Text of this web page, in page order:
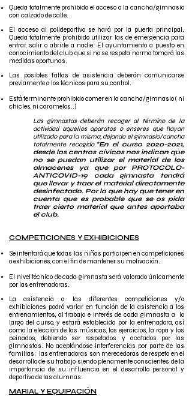
Queda totalmente prohibido el acceso a la cancha/gimnasio
con calzado de calle.
El acceso al polideportivo se hará por la puerta principal.
Queda totalmente prohibido utilizar las de emergencia para
entrar, salir o abrirle a nadie. El ayuntamiento a puesto en
conocimiento del club que si no se respeta norma tomará las
medidas oportunas.
Las posibles faltas de asistencia deberán comunicarse
previamente a los técnicos para su control.
Está terminante prohibido comer en la cancha/gimnasio ( ni
chicles, ni caramelos..)
Las gimnastas deberán recoger al término de la
actividad aquellos aparatos o enseres que hayan
utilizado para la misma, dejando el gimnasio/cancha
totalmente recogido.*En el curso 2020-2021,
desde los centros cívicos nos indican que
no se puedan utilizar el material de los
almacenes ya que por PROTOCOLO-
ANTICOVID-19 cada gimnasta tendrá
que llevar y traer el material directamente
desinfectado. Por lo que hay que tener en
cuenta que es probable que se os pida
traer cierto material que antes aportaba
el club.
COMPETICIONES Y EXHIBICIONES
Se intentará que todas las niñas participen en competiciones
o exhibiciones, con el fin de mantener su motivación.
El nivel técnico de cada gimnasta será valorado únicamente
por las entrenadoras.
La asistencia a las diferentes competiciones y/o
exhibiciones podrá variar en función de la asistencia a los
entrenamientos, al trabajo e interés de cada gimnasta a lo
largo del curso, y estará establecida por la entrenadora, así
como la elección de las músicas, los ejercicios, la ropa y los
peinados, debiendo ser respetados y acatados por las
gimnastas. No aceptándose interferencias por parte de las
familias; las entrenadoras son merecedoras de respeto en el
desarrollo de su trabajo siendo plenamente conscientes de la
importancia de su influencia en el desarrollo personal y
deportivo de las alumnas.
MARIAL Y EQUIPACIÓN